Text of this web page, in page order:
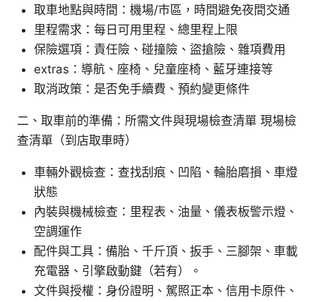
取車地點與時間：機場/市區，時間避免夜間交通
里程需求：每日可用里程、總里程上限
保險選項：責任險、碰撞險、盜搶險、雜項費用
extras：導航、座椅、兒童座椅、藍牙連接等
取消政策：是否免手續費、預約變更條件
二、取車前的準備：所需文件與現場檢查清單 現場檢
查清單（到店取車時）
車輛外觀檢查：查找刮痕、凹陷、輪胎磨損、車燈
狀態
內裝與機械檢查：里程表、油量、儀表板警示燈、
空調運作
配件與工具：備胎、千斤頂、扳手、三腳架、車載
充電器、引擎啟動鍵（若有）。
文件與授權：身份證明、駕照正本、信用卡原件、